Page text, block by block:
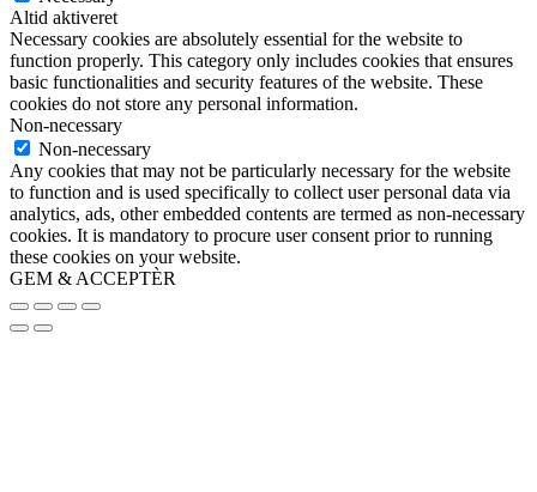
Altid aktiveret
Necessary cookies are absolutely essential for the website to
function properly. This category only includes cookies that ensures
basic functionalities and security features of the website. These
cookies do not store any personal information.
Non-necessary
Non-necessary
Any cookies that may not be particularly necessary for the website
to function and is used specifically to collect user personal data via
analytics, ads, other embedded contents are termed as non-necessary
cookies. It is mandatory to procure user consent prior to running
these cookies on your website.
GEM & ACCEPTÈR